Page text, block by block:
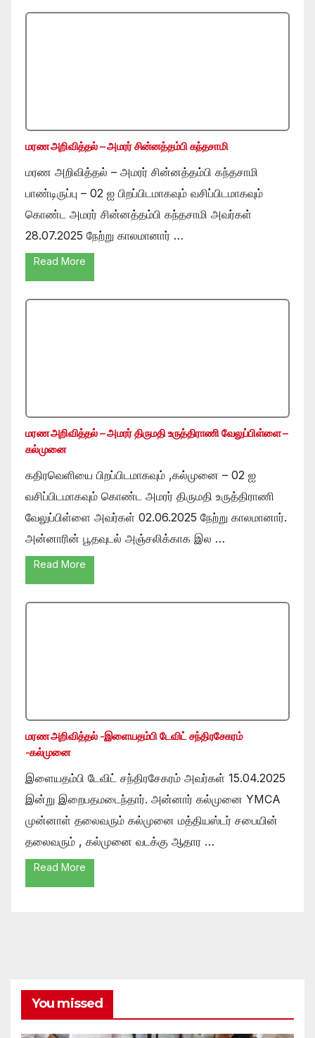
மரண அறிவித்தல் – அமரர் சின்னத்தம்பி கந்தசாமி
மரண அறிவித்தல் – அமரர் சின்னத்தம்பி கந்தசாமி
பாண்டிருப்பு – 02 ஐ பிறப்பிடமாகவும் வசிப்பிடமாகவும்
கொண்ட அமரர் சின்னத்தம்பி கந்தசாமி அவர்கள்
28.07.2025 நேற்று காலமானார் …
Read More
மரண அறிவித்தல் – அமரர் திருமதி உருத்திராணி வேலுப்பிள்ளை –
கல்முனை
கதிரவெளியை பிறப்பிடமாகவும் ,கல்முனை – 02 ஐ
வசிப்பிடமாகவும் கொண்ட அமரர் திருமதி உருத்திராணி
வேலுப்பிள்ளை அவர்கள் 02.06.2025 நேற்று காலமானார்.
அன்னாரின் பூதவுடல் அஞ்சலிக்காக இல …
Read More
மரண அறிவித்தல் -இளையதம்பி டேவிட் சந்திரசேகரம்
-கல்முனை
இளையதம்பி டேவிட் சந்திரசேகரம் அவர்கள் 15.04.2025
இன்று இறைபதமடைந்தார். அன்னார் கல்முனை YMCA
முன்னாள் தலைவரும் கல்முனை மத்தியஸ்டர் சபையின்
தலைவரும் , கல்முனை வடக்கு ஆதார …
Read More
You missed